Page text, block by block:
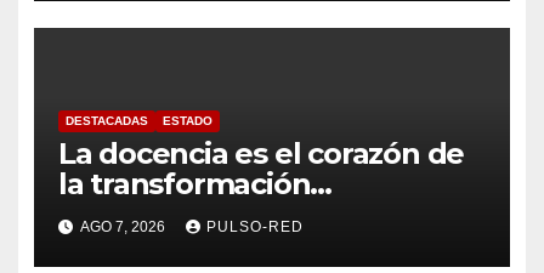
DESTACADAS ESTADO
La docencia es el corazón de
la transformación
universitaria: Rector de la
UATx
AGO 7, 2026 PULSO-RED